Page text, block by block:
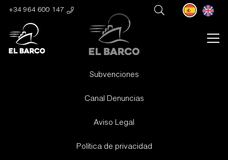
+34 964 600 147
Subvenciones
Canal Denuncias
Aviso Legal
Política de privacidad